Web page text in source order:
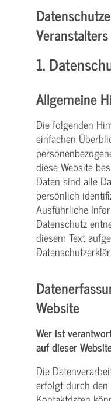
Veranstalters
1.
Allgemeine
Die folgenden
einfachen
diese Website
Daten sind alle
persönlich
Ausführliche
Datenschutz
diesem Text
Website
Wer ist
auf dieser
Die
erfolgt durch den